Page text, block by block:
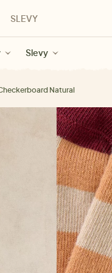
SlevyDárkové poukazy
SLEVY
Natural